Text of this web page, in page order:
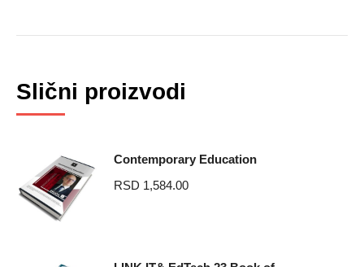
Related products
Contemporary Education
RSD 1,584.00